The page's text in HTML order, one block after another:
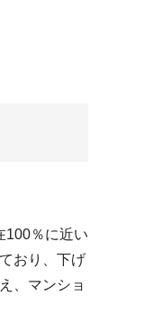
100％に近い
おり、下げ
、マンショ